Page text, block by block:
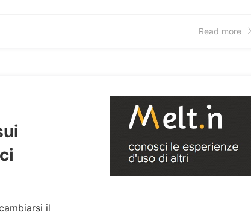
Read more
il